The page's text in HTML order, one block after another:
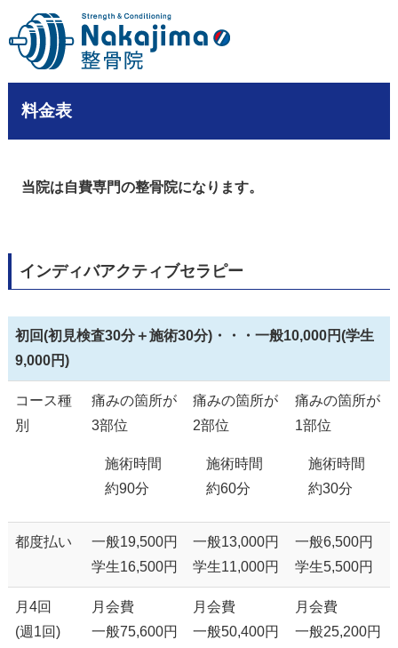
料金表
当院は自費専門の整骨院になります。
インディバアクティブセラピー
初回(初見検査30分＋施術30分)・・・一般10,000円(学生
9,000円)
コース種
別
痛みの箇所が
3部位
施術時間
約90分
痛みの箇所が
2部位
施術時間
約60分
痛みの箇所が
1部位
施術時間
約30分
都度払い
一般19,500円
学生16,500円
一般13,000円
学生11,000円
一般6,500円
学生5,500円
月4回
(週1回)
月会費
一般75,600円
月会費
一般50,400円
月会費
一般25,200円